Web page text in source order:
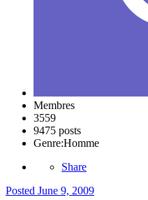
Membres
3559
9475 posts
Genre:Homme
Share
Posted June 9, 2009